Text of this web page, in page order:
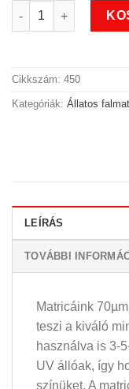
Vagány kutyás
Cikkszám: 450
Kategóriák: Állatos
LEÍRÁS
TOVÁBBI
Matricáink
teszi a kiváló
használva is 3-
UV állóak, így
színüket. A